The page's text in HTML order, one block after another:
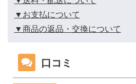
▼お支払について
▼商品の返品・交換について